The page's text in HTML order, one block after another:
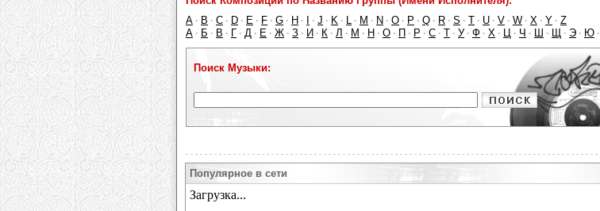
A · B · C · D · E · F · G · H · · J · K · L · M · N · O · P · Q · R · S · T · U · V · W · X · Y · Z
А · Б · В · Г · Д · Е · Ж · З · И · К · Л · М · Н · О · П · Р · С · Т · У · Ф · Х · Ц · Ч · Ш · Щ · Э · Ю ·
Поиск Музыки:
Популярное в сети